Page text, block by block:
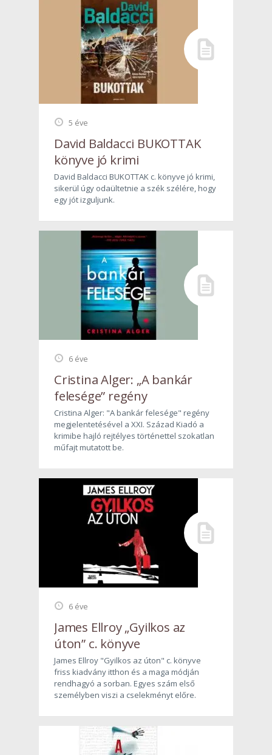
5 éve
David Baldacci BUKOTTAK
könyve jó krimi
David Baldacci BUKOTTAK c. könyve jó krimi,
sikerül úgy odaültetnie a szék szélére, hogy
egy jót izguljunk.
6 éve
Cristina Alger: „A bankár
felesége” regény
Cristina Alger: "A bankár felesége" regény
megjelentetésével a XXI. Század Kiadó a
krimibe hajló rejtélyes történettel szokatlan
műfajt mutatott be.
6 éve
James Ellroy „Gyilkos az
úton” c. könyve
James Ellroy "Gyilkos az úton" c. könyve
friss kiadvány itthon és a maga módján
rendhagyó a sorban. Egyes szám első
személyben viszi a cselekményt előre.